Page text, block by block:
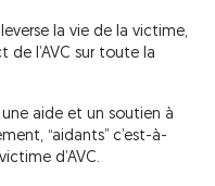
un AIT ?
aidants
»
AVC IdF
la vie de la victime,
de l’AVC sur toute la
une aide et un soutien à
“aidants” c’est-à-
d’AVC.